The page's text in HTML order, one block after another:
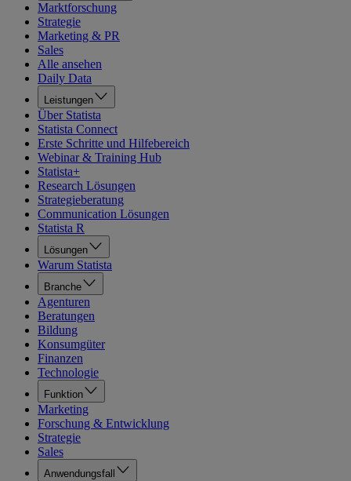
Marktforschung
Strategie
Marketing & PR
Sales
Alle ansehen
Daily Data
Leistungen
Über Statista
Statista Connect
Erste Schritte und Hilfebereich
Webinar & Training Hub
Statista+
Research Lösungen
Strategieberatung
Communication Lösungen
Statista R
Lösungen
Warum Statista
Branche
Agenturen
Beratungen
Bildung
Konsumgüter
Finanzen
Technologie
Funktion
Marketing
Forschung & Entwicklung
Strategie
Sales
Anwendungsfall